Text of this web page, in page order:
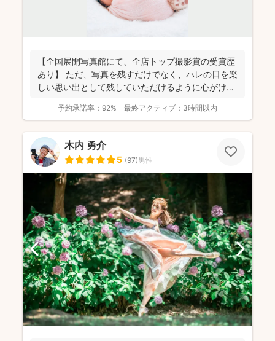
【全国展開写真館にて、全店トップ撮影賞の受賞歴
あり】 ただ、写真を残すだけでなく、ハレの日を楽
しい思い出として残していただけるように心がけて
予約承諾率： 92% 最終アクティブ： 3時間以内
木内 勇介
5 (97)男性